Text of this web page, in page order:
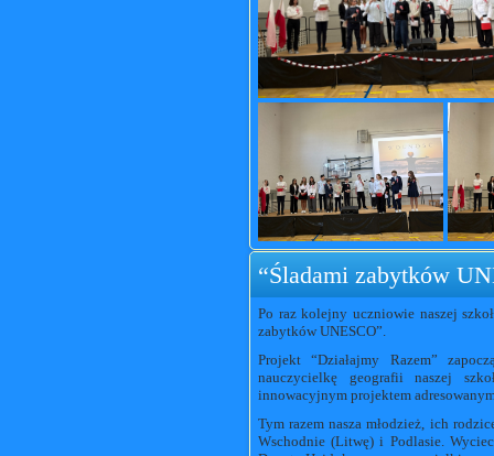
“Śladami zabytków
Po raz kolejny uczniowie naszej
zabytków UNESCO”.
Projekt “Działajmy Razem”
nauczycielkę geografii naszej
innowacyjnym projektem
Tym razem nasza młodzież, ich
Wschodnie (Litwę) i Podlasie.